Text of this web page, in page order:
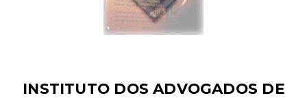
INSTITUTO DOS ADVOGADOS DE